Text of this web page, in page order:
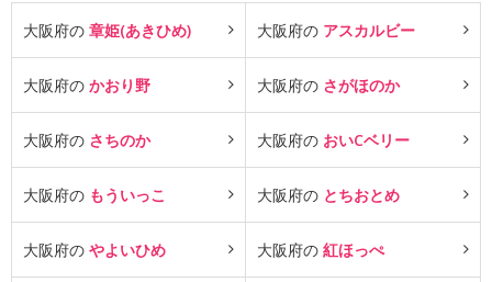
大阪府の 章姫(あきひめ) 大阪府の アスカルビー
大阪府の かおり野 大阪府の さがほのか
大阪府の さちのか 大阪府の おいCベリー
大阪府の もういっこ 大阪府の とちおとめ
大阪府の やよいひめ 大阪府の 紅ほっぺ